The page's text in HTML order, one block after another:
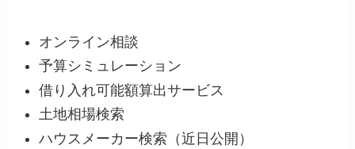
オンライン相談
予算シミュレーション
借り入れ可能額算出サービス
土地相場検索
ハウスメーカー検索（近日公開）